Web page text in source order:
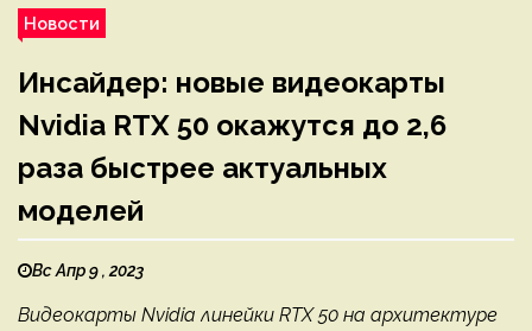
Новости
Инсайдер: новые видеокарты
Nvidia RTX 50 окажутся до 2,6
раза быстрее актуальных
моделей
Вс Апр 9 , 2023
Видеокарты Nvidia линейки RTX 50 на архитектуре